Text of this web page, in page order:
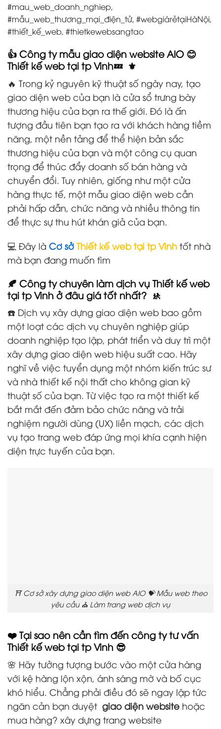
#mau_web_doanh_nghiep,
#mẫu_web_thương_mại_điện_tử, #webgiárẻtạiHàNội,
#thiết_kế_web, #thietkewebsangtao
👍 Công ty mẫu giao diện website AIO 😊
Thiết kế web tại tp Vinh💤 ⚜️
🔥 Trong kỷ nguyên kỹ thuật số ngày nay, tạo
giao diện web của bạn là cửa sổ trưng bày
thương hiệu của bạn ra thế giới. Đó là ấn
tượng đầu tiên bạn tạo ra với khách hàng tiềm
năng, một nền tảng để thể hiện bản sắc
thương hiệu của bạn và một công cụ quan
trọng để thúc đẩy doanh số bán hàng và
chuyển đổi. Tuy nhiên, giống như một cửa
hàng thực tế, một mẫu giao diện web cần
phải hấp dẫn, chức năng và nhiều thông tin
để thực sự thu hút khán giả của bạn.
💻 Đây là Cơ sở Thiết kế web tại tp Vinh tốt nhà
mà bạn đang muốn tìm
🍂 Công ty chuyên làm dịch vụ Thiết kế web
tại tp Vinh ở đâu giá tốt nhất? 🚸
☎️ Dịch vụ xây dựng giao diện web bao gồm
một loạt các dịch vụ chuyên nghiệp giúp
doanh nghiệp tạo lập, phát triển và duy trì một
xây dựng giao diện web hiệu suất cao. Hãy
nghĩ về việc tuyển dụng một nhóm kiến trúc sư
và nhà thiết kế nội thất cho không gian kỹ
thuật số của bạn. Từ việc tạo ra một thiết kế
bắt mắt đến đảm bảo chức năng và trải
nghiệm người dùng (UX) liền mạch, các dịch
vụ tạo trang web đáp ứng mọi khía cạnh hiện
diện trực tuyến của bạn.
⛩️ Cơ sở xây dựng giao diện web AIO 💝 Mẫu web theo
yêu cầu ⛪ Làm trang web dịch vụ
❤️ Tại sao nên cần tìm đến công ty tư vấn
Thiết kế web tại tp Vinh 😎
🌸 Hãy tưởng tượng bước vào một cửa hàng
với kệ hàng lộn xộn, ánh sáng mờ và bố cục
khó hiểu. Chẳng phải điều đó sẽ ngay lập tức
ngăn cản bạn duyệt giao diện website hoặc
mua hàng? xây dựng trang website